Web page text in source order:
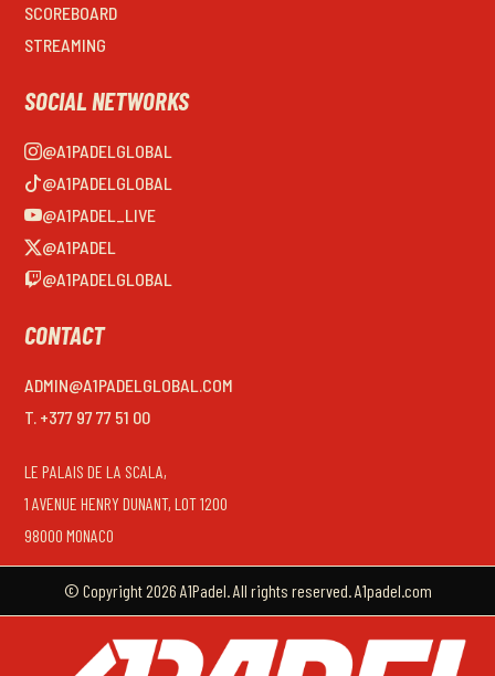
SCOREBOARD
STREAMING
SOCIAL NETWORKS
@A1PADELGLOBAL
@A1PADELGLOBAL
@A1PADEL_LIVE
@A1PADEL
@A1PADELGLOBAL
CONTACT
ADMIN@A1PADELGLOBAL.COM
T. +377 97 77 51 00
LE PALAIS DE LA SCALA,
1 AVENUE HENRY DUNANT, LOT 1200
98000 MONACO
© Copyright 2026 A1Padel. All rights reserved. A1padel.com